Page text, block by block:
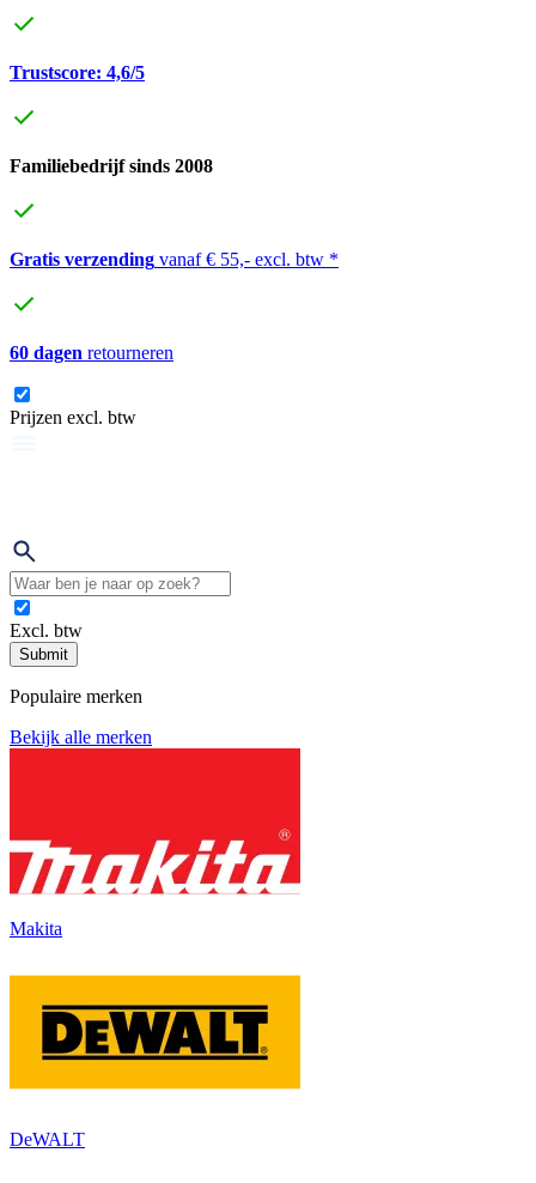
Trustscore: 4,6/5
Familiebedrijf sinds 2008
Gratis verzending vanaf € 55,- excl. btw *
60 dagen retourneren
Prijzen excl. btw
Excl. btw
Submit
Populaire merken
Bekijk alle merken
Makita
DeWALT